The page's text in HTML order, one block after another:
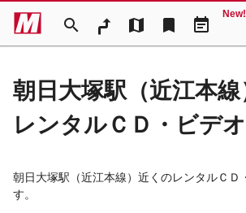
search map bookmark event_note
New!
朝日大塚駅（近江本
レンタルＣＤ・ビデ
朝日大塚駅（近江本線）近くのレンタルＣＤ
す。